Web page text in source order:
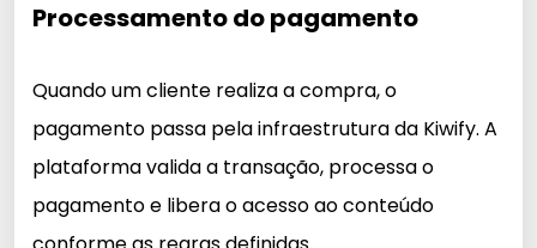
Processamento do pagamento
Quando um cliente realiza a compra, o
pagamento passa pela infraestrutura da Kiwify. A
plataforma valida a transação, processa o
pagamento e libera o acesso ao conteúdo